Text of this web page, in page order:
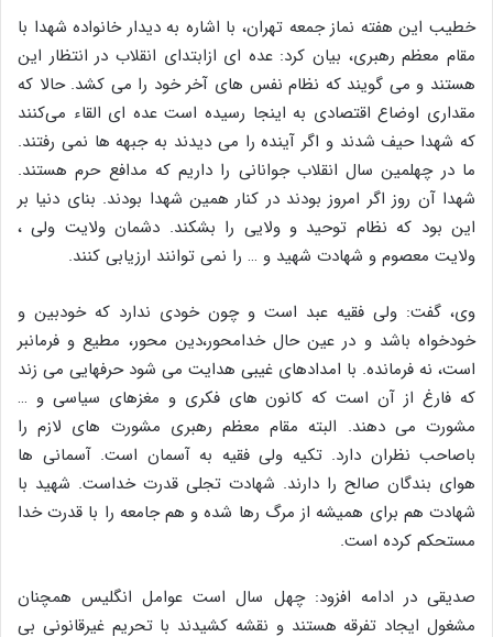
خطیب این هفته نماز جمعه تهران، با اشاره به دیدار خانواده شهدا با
مقام معظم رهبری، بیان کرد: عده ای ازابتدای انقلاب در انتظار این
هستند و می گویند که نظام نفس های آخر خود را می کشد. حالا که
مقداری اوضاع اقتصادی به اینجا رسیده است عده ای القاء می‌کنند
که شهدا حیف شدند و اگر آینده را می دیدند به جبهه ها نمی رفتند.
ما در چهلمین سال انقلاب جوانانی را داریم که مدافع حرم هستند.
شهدا آن روز اگر امروز بودند در کنار همین شهدا بودند. بنای دنیا بر
این بود که نظام توحید و ولایی را بشکند. دشمان ولایت ولی ،
ولایت معصوم و شهادت شهید و … را نمی توانند ارزیابی کنند.
وی، گفت: ولی فقیه عبد است و چون خودی ندارد که خودبین و
خودخواه باشد و در عین حال خدامحور،دین محور، مطیع و فرمانبر
است، نه فرمانده. با امدادهای غیبی هدایت می شود حرفهایی می زند
که فارغ از آن است که کانون های فکری و مغزهای سیاسی و …
مشورت می دهند. البته مقام معظم رهبری مشورت های لازم را
باصاحب نظران دارد. تکیه ولی فقیه به آسمان است. آسمانی ها
هوای بندگان صالح را دارند. شهادت تجلی قدرت خداست. شهید با
شهادت هم برای همیشه از مرگ رها شده و هم جامعه را با قدرت خدا
مستحکم کرده است.
صدیقی در ادامه افزود: چهل سال است عوامل انگلیس همچنان
مشغول ایجاد تفرقه هستند و نقشه کشیدند با تحریم غیرقانونی بی